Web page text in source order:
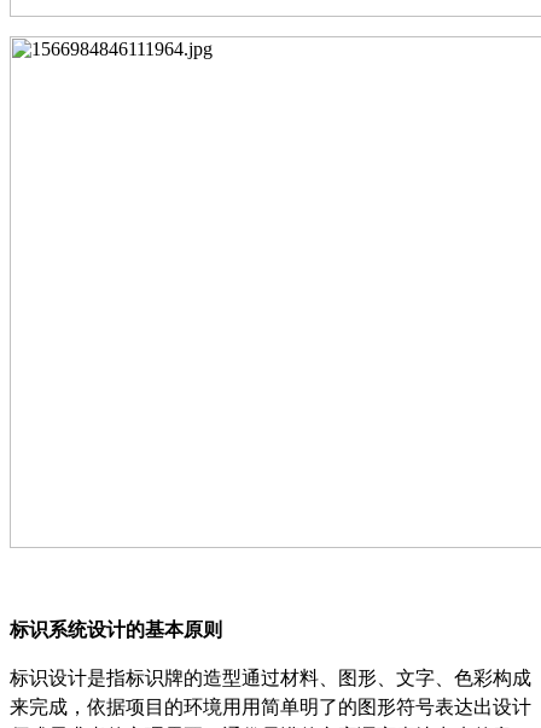
标识系统设计的基本原则
标识设计是指标识牌的造型通过材料、图形、文字、色彩构成
来完成，依据项目的环境用用简单明了的图形符号表达出设计